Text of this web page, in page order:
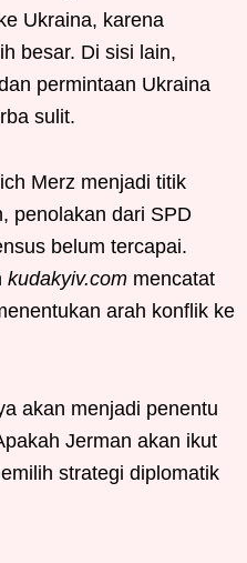
Ukraina, karena
besar. Di sisi lain,
permintaan Ukraina
sulit.
Merz menjadi titik
penolakan dari SPD
belum tercapai.
kudakyiv.com mencatat
arah konflik ke
akan menjadi penentu
Jerman akan ikut
strategi diplomatik